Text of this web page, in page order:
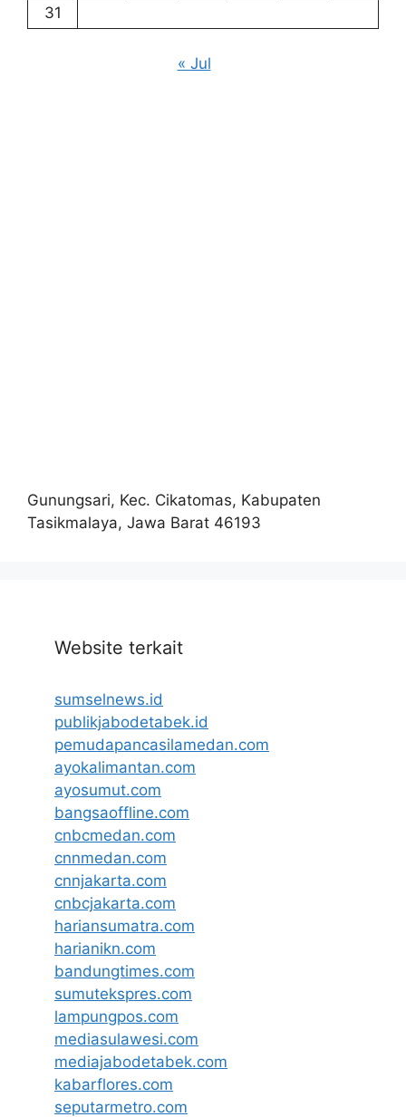
31
« Jul
Gunungsari, Kec. Cikatomas, Kabupaten
Tasikmalaya, Jawa Barat 46193
Website terkait
sumselnews.id
publikjabodetabek.id
pemudapancasilamedan.com
ayokalimantan.com
ayosumut.com
bangsaoffline.com
cnbcmedan.com
cnnmedan.com
cnnjakarta.com
cnbcjakarta.com
hariansumatra.com
harianikn.com
bandungtimes.com
sumutekspres.com
lampungpos.com
mediasulawesi.com
mediajabodetabek.com
kabarflores.com
seputarmetro.com